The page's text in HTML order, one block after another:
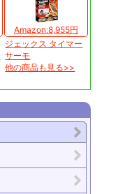
Amazon:8,955円
ジェックス タイマー
サーモ
他の商品も見る>>